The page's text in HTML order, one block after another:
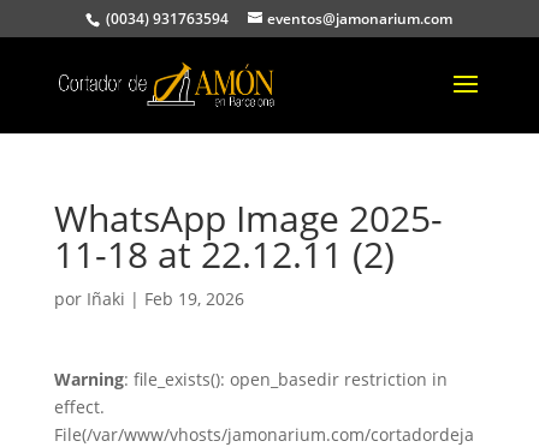
(0034) 931763594 eventos@jamonarium.com
WhatsApp Image 2025-
11-18 at 22.12.11 (2)
por Iñaki | Feb 19, 2026
Warning: file_exists(): open_basedir restriction in
effect.
File(/var/www/vhosts/jamonarium.com/cortadordeja